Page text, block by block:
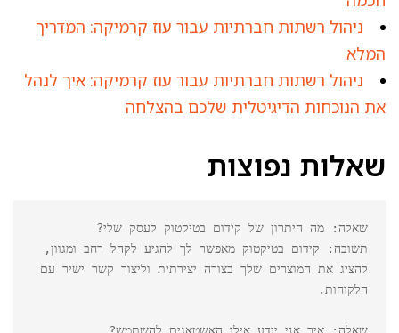
ניהול רשתות חברתיות עבור עוז קרמיקה: המדריך
המלא
ניהול רשתות חברתיות עבור עוז קרמיקה: איך לנהל
את הנוכחות הדיגיטלית שלכם בהצלחה
שאלות נפוצות